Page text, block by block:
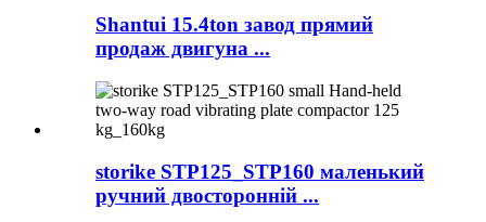
Shantui 15.4ton завод прямий
продаж двигуна ...
storike STP125_STP160 маленький
ручний двосторонній ...